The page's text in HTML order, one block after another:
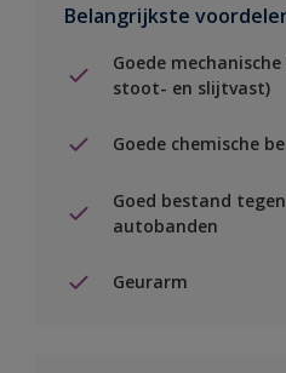
Belangrijkste
Goede
stoot- en slijtvast)
Goede chemische
Goed bestand
autobanden
Geurarm